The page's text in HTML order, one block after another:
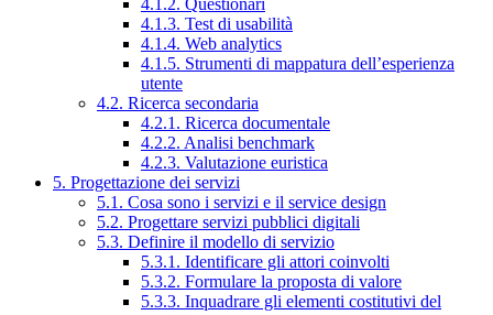
4.1.2. Questionari
4.1.3. Test di usabilità
4.1.4. Web analytics
4.1.5. Strumenti di mappatura dell’esperienza
utente
4.2. Ricerca secondaria
4.2.1. Ricerca documentale
4.2.2. Analisi benchmark
4.2.3. Valutazione euristica
5. Progettazione dei servizi
5.1. Cosa sono i servizi e il service design
5.2. Progettare servizi pubblici digitali
5.3. Definire il modello di servizio
5.3.1. Identificare gli attori coinvolti
5.3.2. Formulare la proposta di valore
5.3.3. Inquadrare gli elementi costitutivi del